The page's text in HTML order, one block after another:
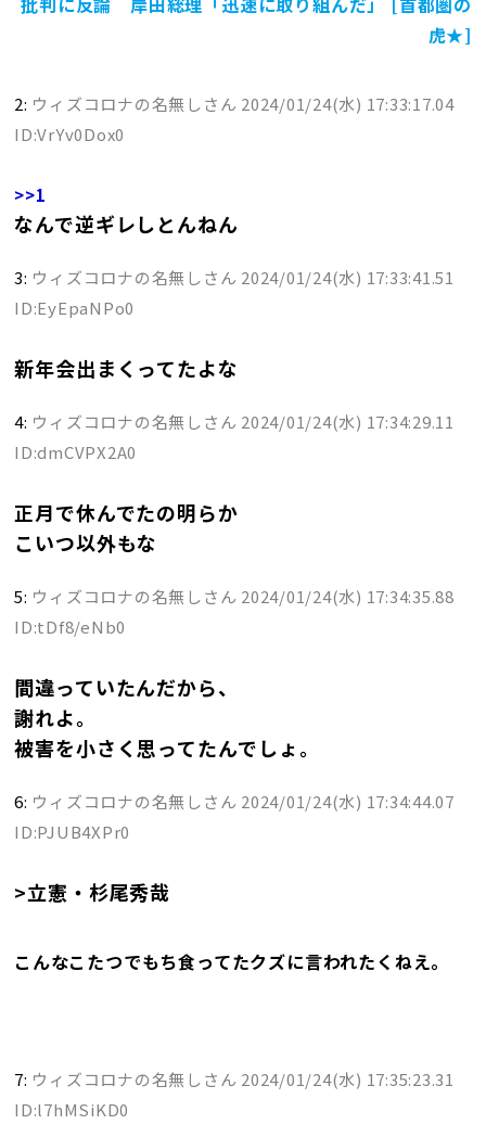
虎★]
2: ウィズコロナの名無しさん 2024/01/24(水) 17:33:17.04
ID:VrYv0Dox0
>>1
なんで逆ギレしとんねん
3: ウィズコロナの名無しさん 2024/01/24(水) 17:33:41.51
ID:EyEpaNPo0
新年会出まくってたよな
4: ウィズコロナの名無しさん 2024/01/24(水) 17:34:29.11
ID:dmCVPX2A0
正月で休んでたの明らか
こいつ以外もな
5: ウィズコロナの名無しさん 2024/01/24(水) 17:34:35.88
ID:tDf8/eNb0
間違っていたんだから、
謝れよ。
被害を小さく思ってたんでしょ。
6: ウィズコロナの名無しさん 2024/01/24(水) 17:34:44.07
ID:PJUB4XPr0
>立憲・杉尾秀哉
こんなこたつでもち食ってたクズに言われたくねえ。
7: ウィズコロナの名無しさん 2024/01/24(水) 17:35:23.31
ID:l7hMSiKD0